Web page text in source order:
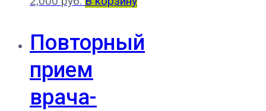
Повторный
прием
врача-